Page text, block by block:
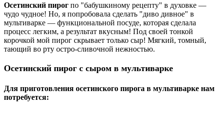
Осетинский пирог по "бабушкиному рецепту" в духовке —
чудо чудное! Но, я попробовала сделать "диво дивное" в
мультиварке — функциональной посуде, которая сделала
процесс легким, а результат вкусным! Под своей тонкой
корочкой мой пирог скрывает только сыр! Мягкий, томный,
тающий во рту остро-сливочной нежностью.
Осетинский пирог с сыром в мультиварке
Для приготовления осетинского пирога в мультиварке нам
потребуется: